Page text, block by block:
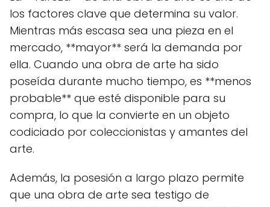
los factores clave que determina su valor.
Mientras más escasa sea una pieza en el
mercado, **mayor** será la demanda por
ella. Cuando una obra de arte ha sido
poseída durante mucho tiempo, es **menos
probable** que esté disponible para su
compra, lo que la convierte en un objeto
codiciado por coleccionistas y amantes del
arte.
Además, la posesión a largo plazo permite
que una obra de arte sea testigo de